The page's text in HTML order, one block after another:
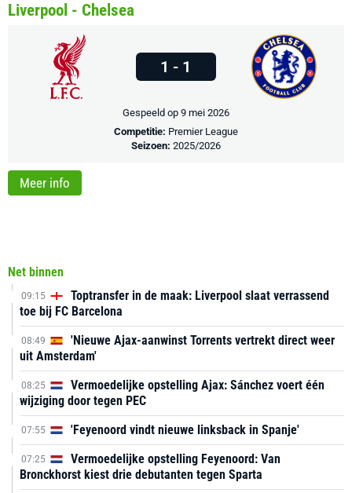
Net binnen
09:15
Toptransfer in de maak: Liverpool slaat verrassend
toe bij FC Barcelona
08:49
'Nieuwe Ajax-aanwinst Torrents vertrekt direct weer
uit Amsterdam'
08:25
Vermoedelijke opstelling Ajax: Sánchez voert één
wijziging door tegen PEC
07:55 'Feyenoord vindt nieuwe linksback in Spanje'
07:25
Vermoedelijke opstelling Feyenoord: Van
Bronckhorst kiest drie debutanten tegen Sparta
Liverpool - Chelsea
1 - 1
Gespeeld op 9 mei 2026
Competitie: Premier League
Seizoen: 2025/2026
Meer info